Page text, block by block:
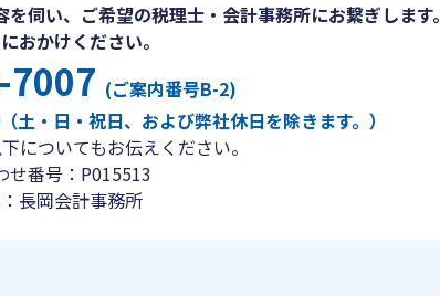
伺い、ご希望の税理士・会計事務所にお繋ぎします。
おかけください。
(ご案内番号B-2)
・日・祝日、および弊社休日を除きます。）
についてもお伝えください。
せ番号：P015513
長岡会計事務所